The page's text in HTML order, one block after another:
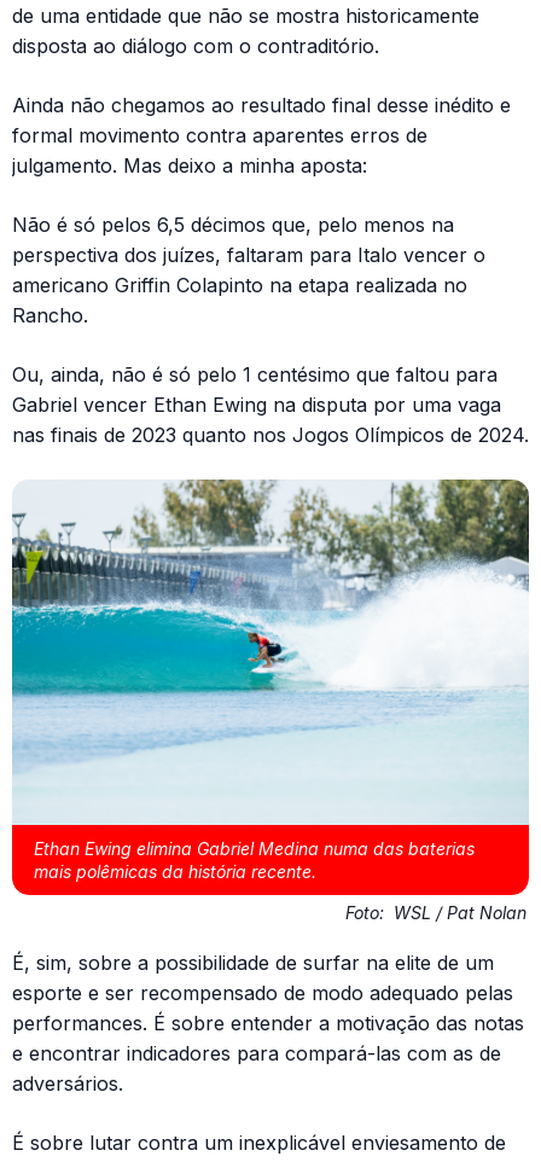
de uma entidade que não se mostra historicamente
disposta ao diálogo com o contraditório.
Ainda não chegamos ao resultado final desse inédito e
formal movimento contra aparentes erros de
julgamento. Mas deixo a minha aposta:
Não é só pelos 6,5 décimos que, pelo menos na
perspectiva dos juízes, faltaram para Italo vencer o
americano Griffin Colapinto na etapa realizada no
Rancho.
Ou, ainda, não é só pelo 1 centésimo que faltou para
Gabriel vencer Ethan Ewing na disputa por uma vaga
nas finais de 2023 quanto nos Jogos Olímpicos de 2024.
Ethan Ewing elimina Gabriel Medina numa das baterias
mais polêmicas da história recente.
Foto: WSL / Pat Nolan
É, sim, sobre a possibilidade de surfar na elite de um
esporte e ser recompensado de modo adequado pelas
performances. É sobre entender a motivação das notas
e encontrar indicadores para compará-las com as de
adversários.
É sobre lutar contra um inexplicável enviesamento de